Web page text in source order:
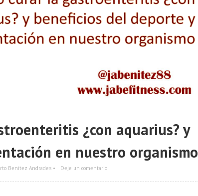
¿con aquarius? y
en nuestro organismo
Benítez Andrades • Deje un comentario